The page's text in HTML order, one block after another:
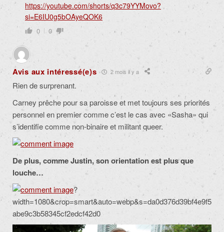
https://youtube.com/shorts/q3c79YYMovo?
si=E6IU0g5bOAyeQOK6
0 0
Avis aux intéressé(e)s 2 mois il y a
Rien de surprenant.
Carney prêche pour sa paroisse et met toujours ses priorités
personnel en premier comme c’est le cas avec «Sasha» qui
s’identifie comme non-binaire et militant queer.
De plus, comme Justin, son orientation est plus que
louche…
?
width=1080&crop=smart&auto=webp&s=da0d376d39bf4e9f5
abe9c3b58345cf2edcf42d0